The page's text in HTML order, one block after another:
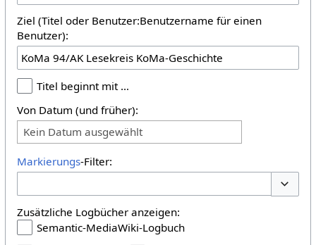
Ziel (Titel oder Benutzer:Benutzername für einen
Benutzer):
Titel beginnt mit …
Von Datum (und früher):
Kein Datum ausgewählt
Markierungs-Filter:
Zusätzliche Logbücher anzeigen:
Semantic-MediaWiki-Logbuch